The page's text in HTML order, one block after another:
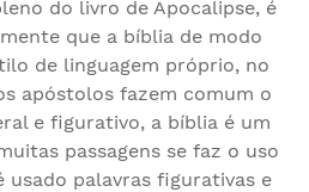
do livro de Apocalipse, é
que a bíblia de modo
de linguagem próprio, no
apóstolos fazem comum o
e figurativo, a bíblia é um
passagens se faz o uso
usado palavras figurativas e